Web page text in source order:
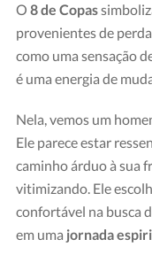
O 8 de Copas
provenientes de
como uma sensação
é uma energia de
Nela, vemos um
Ele parece estar
caminho árduo à sua
vitimizando. Ele
confortável na busca
em uma jornada